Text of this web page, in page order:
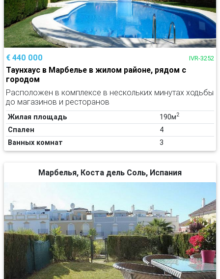
€ 440 000 IVR-3252
Таунхаус в Марбелье в жилом районе, рядом с
городом
Расположен в комплексе в нескольких минутах ходьбы
до магазинов и ресторанов
Жилая площадь 190м2
Спален
4
Ванных комнат
3
Марбелья, Коста дель Соль, Испания